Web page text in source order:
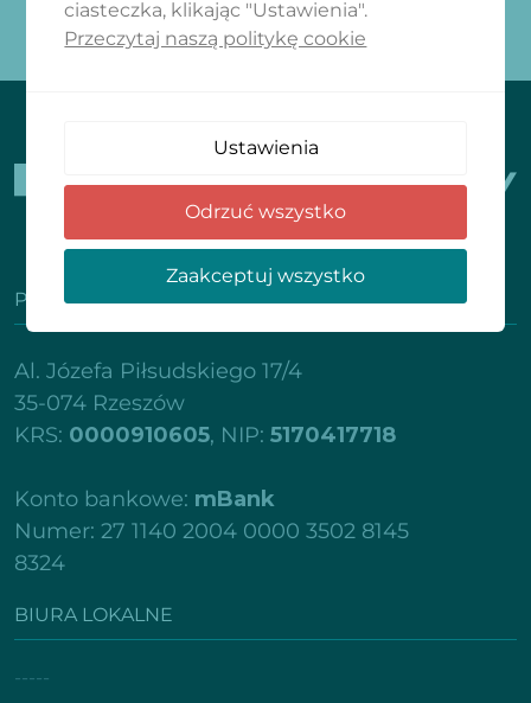
[newsletter_form form="2"]
PROMOZNAWCY SP. Z O.O.
Al. Józefa Piłsudskiego 17/4
35-074 Rzeszów
KRS: 0000910605, NIP: 5170417718
Konto bankowe: mBank
Numer: 27 1140 2004 0000 3502 8145
8324
BIURA LOKALNE
-----
ciasteczka, klikając "Ustawienia".
Przeczytaj naszą politykę cookie
Ustawienia
Odrzuć wszystko
Zaakceptuj wszystko